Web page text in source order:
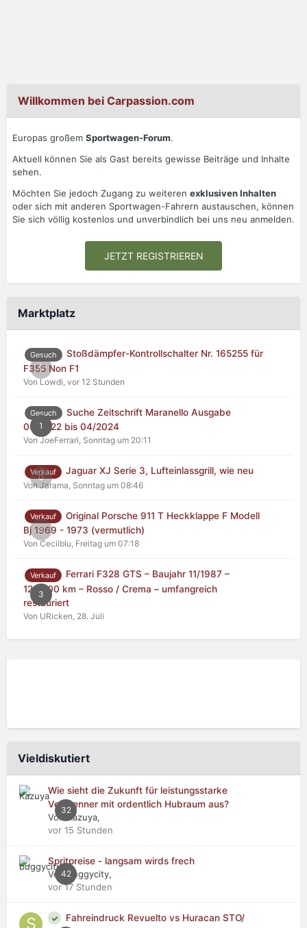
Willkommen bei Carpassion.com
Europas großem Sportwagen-Forum.
Aktuell können Sie als Gast bereits gewisse Beiträge und Inhalte
sehen.
Möchten Sie jedoch Zugang zu weiteren exklusiven Inhalten
oder sich mit anderen Sportwagen-Fahrern austauschen, können
Sie sich völlig kostenlos und unverbindlich bei uns neu anmelden.
JETZT REGISTRIEREN
Marktplatz
0
Gesuch
Stoßdämpfer-Kontrollschalter Nr. 165255 für
F355 Non F1
Von Lowdi, vor 12 Stunden
1
Gesuch
Suche Zeitschrift Maranello Ausgabe
04/2022 bis 04/2024
Von JoeFerrari, Sonntag um 20:11
0
Verkauf Jaguar XJ Serie 3, Lufteinlassgrill, wie neu
Von Jarama, Sonntag um 08:46
0
Verkauf
Original Porsche 911 T Heckklappe F Modell
Bj 1969 - 1973 (vermutlich)
Von Cecilblu, Freitag um 07:18
3
Verkauf
Ferrari F328 GTS – Baujahr 11/1987 –
125.000 km – Rosso / Crema – umfangreich
restauriert
Von URicken, 28. Juli
Vieldiskutiert
32
Wie sieht die Zukunft für leistungsstarke
Verbrenner mit ordentlich Hubraum aus?
Von Kazuya,
vor 15 Stunden
42
Spritpreise - langsam wirds frech
Von buggycity,
vor 17 Stunden
Fahreindruck Revuelto vs Huracan STO/